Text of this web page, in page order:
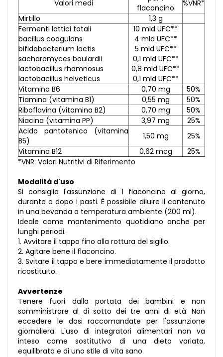
Valori medi
flaconcino
%VNR*
Mirtillo
1,3 g
Fermenti lattici totali
bacillus coagulans
bifidobacterium lactis
sacharomyces boulardii
lactobacillus rhamnosus
lactobacillus helveticus
10 mld UFC**
4 mld UFC**
5 mld UFC**
0,1 mld UFC**
0,8 mld UFC**
0,1 mld UFC**
Vitamina B6
0,70 mg
50%
Tiamina (vitamina B1)
0,55 mg
50%
Riboflavina (vitamina B2)
0,70 mg
50%
Niacina (vitamina PP)
3,97 mg
25%
Acido pantotenico (vitamina
B5)
1,50 mg
25%
Vitamina B12
0,62 mcg
25%
*VNR: Valori Nutritivi di Riferimento
Modalità d'uso
Si consiglia l'assunzione di 1 flaconcino al giorno,
durante o dopo i pasti. È possibile diluire il contenuto
in una bevanda a temperatura ambiente (200 ml).
Ideale come mantenimento quotidiano anche per
lunghi periodi.
1. Avvitare il tappo fino alla rottura del sigillo.
2. Agitare bene il flaconcino.
3. Svitare il tappo e bere immediatamente il prodotto
ricostituito.
Avvertenze
Tenere fuori dalla portata dei bambini e non
somministrare al di sotto dei tre anni di età. Non
eccedere le dosi raccomandate per l'assunzione
giornaliera. L'uso di integratori alimentari non va
inteso come sostitutivo di una dieta variata,
equilibrata e di uno stile di vita sano.